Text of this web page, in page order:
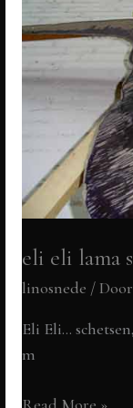
eli eli lama
linosnede / Door
Eli Eli…
m
eli